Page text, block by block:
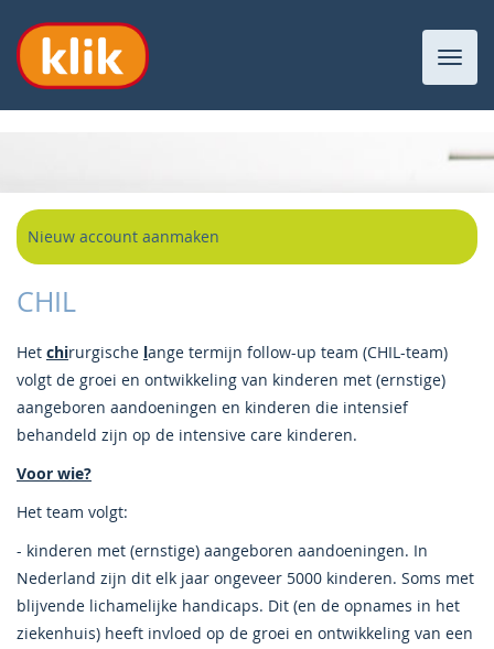
Nieuw account aanmaken
CHIL
Het chirurgische lange termijn follow-up team (CHIL-team)
volgt de groei en ontwikkeling van kinderen met (ernstige)
aangeboren aandoeningen en kinderen die intensief
behandeld zijn op de intensive care kinderen.
Voor wie?
Het team volgt:
- kinderen met (ernstige) aangeboren aandoeningen. In
Nederland zijn dit elk jaar ongeveer 5000 kinderen. Soms met
blijvende lichamelijke handicaps. Dit (en de opnames in het
ziekenhuis) heeft invloed op de groei en ontwikkeling van een